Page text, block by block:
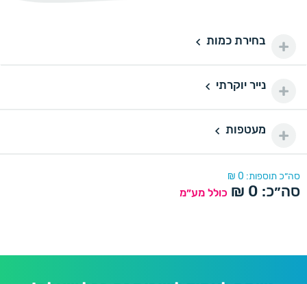
50 50 יחידות
100 יחידות
150 ₪
180 ₪
250 250 יחידות
בחירת כמות
נייר יוקרתי
דורינה
נייר יוקרתי
מעטפות
דורינה
מעטפות
סה״כ תוספות: 0
₪
סה״כ: 0
₪ כולל מע״מ